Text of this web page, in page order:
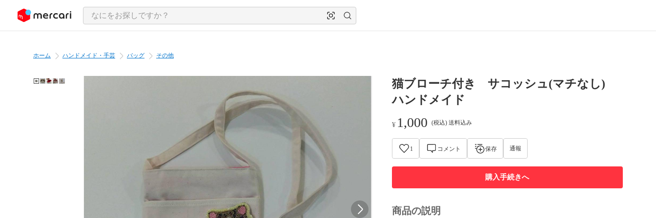
ツにスキップ
ホーム ハンドメイド・手芸 バッグ その他
猫ブローチ付き サコッシュ(マチなし)
ハンドメイド
¥ 1,000 (税込) 送料込み
1 コメント 保存 通報
購入手続きへ
商品の説明